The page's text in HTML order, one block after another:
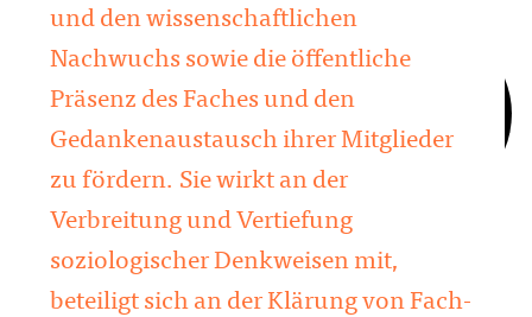
und den wissenschaftlichen
Nachwuchs sowie die öffentliche
Präsenz des Faches und den
Gedankenaustausch ihrer Mitglieder
zu fördern. Sie wirkt an der
Verbreitung und Vertiefung
soziologischer Denkweisen mit,
beteiligt sich an der Klärung von Fach-